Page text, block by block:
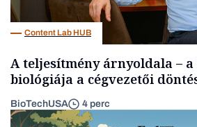
Content Lab HUB
A teljesítmény árnyoldala – a
biológiája a cégvezetői
BioTechUSA 4 perc